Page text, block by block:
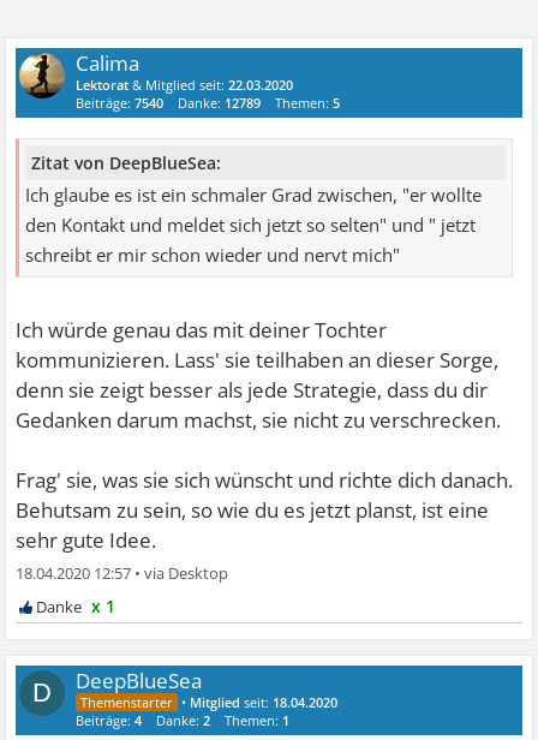
Calima
Lektorat & Mitglied seit:22.03.2020
Beiträge:7540 Danke: 12789 Themen:5
Zitat von DeepBlueSea:
Ich glaube es ist ein schmaler Grad zwischen, "er wollte
den Kontakt und meldet sich jetzt so selten" und " jetzt
schreibt er mir schon wieder und nervt mich"
Ich würde genau das mit deiner Tochter
kommunizieren. Lass' sie teilhaben an dieser Sorge,
denn sie zeigt besser als jede Strategie, dass du dir
Gedanken darum machst, sie nicht zu verschrecken.
Frag' sie, was sie sich wünscht und richte dich danach.
Behutsam zu sein, so wie du es jetzt planst, ist eine
sehr gute Idee.
18.04.2020 12:57 •
x 1
D DeepBlueSea
• Mitglied seit: 18.04.2020
Beiträge:4 Danke:2 Themen: 1